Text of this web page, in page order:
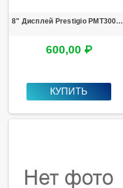
8" Дисплей Prestigio PMT3008\PMT3009
600,00 ₽
КУПИТЬ